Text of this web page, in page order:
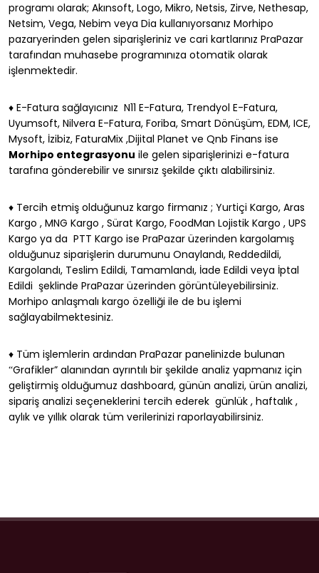
programı olarak; Akınsoft, Logo, Mikro, Netsis, Zirve, Nethesap,
Netsim, Vega, Nebim veya Dia kullanıyorsanız Morhipo
pazaryerinden gelen siparişleriniz ve cari kartlarınız PraPazar
tarafından muhasebe programınıza otomatik olarak
işlenmektedir.
♦ E-Fatura sağlayıcınız N11 E-Fatura, Trendyol E-Fatura,
Uyumsoft, Nilvera E-Fatura, Foriba, Smart Dönüşüm, EDM, ICE,
Mysoft, İzibiz, FaturaMix ,Dijital Planet ve Qnb Finans ise
Morhipo entegrasyonu ile gelen siparişlerinizi e-fatura
tarafına gönderebilir ve sınırsız şekilde çıktı alabilirsiniz.
♦ Tercih etmiş olduğunuz kargo firmanız ; Yurtiçi Kargo, Aras
Kargo , MNG Kargo , Sürat Kargo, FoodMan Lojistik Kargo , UPS
Kargo ya da PTT Kargo ise PraPazar üzerinden kargolamış
olduğunuz siparişlerin durumunu Onaylandı, Reddedildi,
Kargolandı, Teslim Edildi, Tamamlandı, İade Edildi veya İptal
Edildi şeklinde PraPazar üzerinden görüntüleyebilirsiniz.
Morhipo anlaşmalı kargo özelliği ile de bu işlemi
sağlayabilmektesiniz.
♦ Tüm işlemlerin ardından PraPazar panelinizde bulunan
“Grafikler” alanından ayrıntılı bir şekilde analiz yapmanız için
geliştirmiş olduğumuz dashboard, günün analizi, ürün analizi,
sipariş analizi seçeneklerini tercih ederek günlük , haftalık ,
aylık ve yıllık olarak tüm verilerinizi raporlayabilirsiniz.